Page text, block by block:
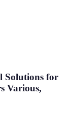
Solutions for
Various,